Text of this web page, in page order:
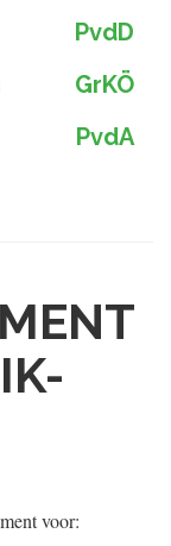
PvdD
GrKÖ
PvdA
voor: